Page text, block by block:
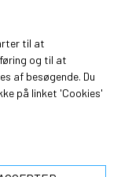
til at
og til at
af besøgende. Du
på linket 'Cookies'